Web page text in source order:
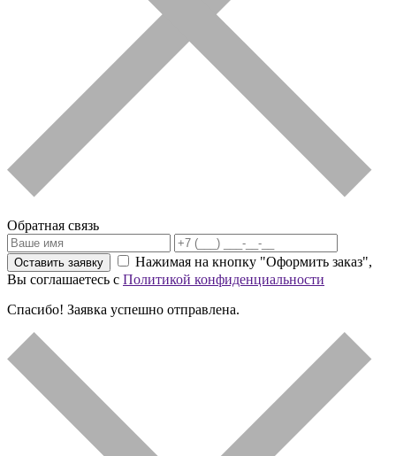
Обратная связь
Оставить заявку
Нажимая на кнопку "Оформить заказ",
Вы соглашаетесь с Политикой конфиденциальности
Спасибо! Заявка успешно отправлена.